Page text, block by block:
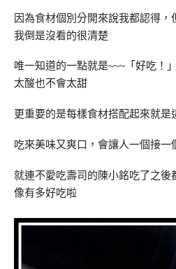
因為食材個別分開來說我都認得
我倒是沒看的很清楚
唯一知道的一點就是~~~「好吃！
太酸也不會太甜
更重要的是每樣食材搭配起來就是
吃來美味又爽口，會讓人一個接一
就連不愛吃壽司的陳小銘吃了之後
像有多好吃啦